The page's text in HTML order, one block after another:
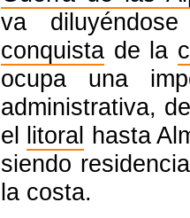
va
conquista de la
ocupa una
administrativa,
el litoral hasta
siendo
la costa.